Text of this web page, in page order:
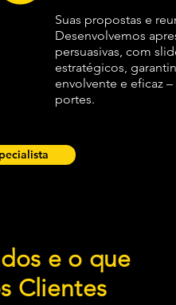
Suas propostas e
Desenvolvemos
persuasivas, com
estratégicos,
envolvente e eficaz
portes.
e o que
Clientes